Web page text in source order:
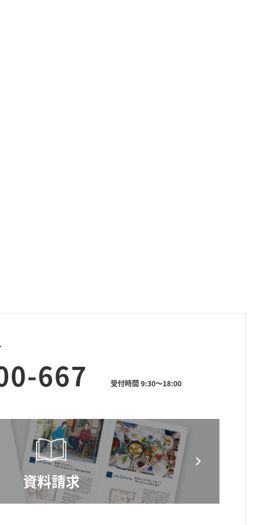
667 受付時間 9:30～18:00